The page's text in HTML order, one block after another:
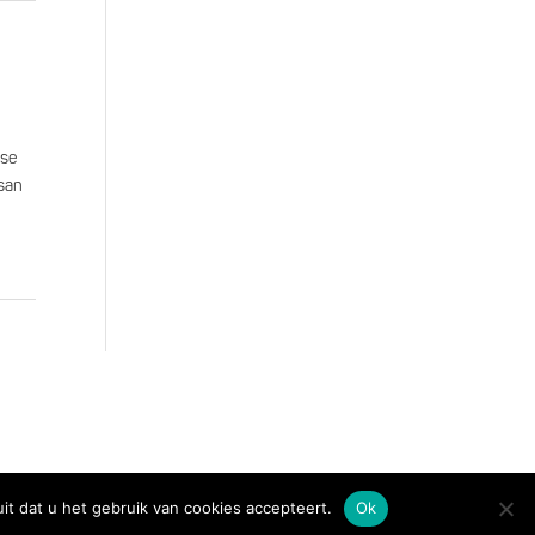
dat u het gebruik van cookies accepteert. Ok